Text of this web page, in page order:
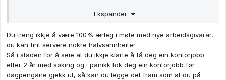
bør det si seg selv at det er god grunn for meg å søke?
Ekspander
Du treng ikkje å være 100% ærleg i møte med nye arbeidsgivarar,
du kan fint servere nokre halvsannheiter.
Så i staden for å seie at du ikkje klarte å få deg ein kontorjobb
etter 2 år med søking og i panikk tok deg ein kontorjobb før
dagpengane gjekk ut, så kan du legge det fram som at du på